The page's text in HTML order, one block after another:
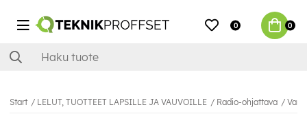
0 0
Start LELUT, TUOTTEET LAPSILLE JA VAUVOILLE Radio-ohjattava